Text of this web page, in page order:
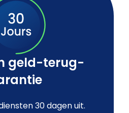
geld-terug-
30 dagen uit.